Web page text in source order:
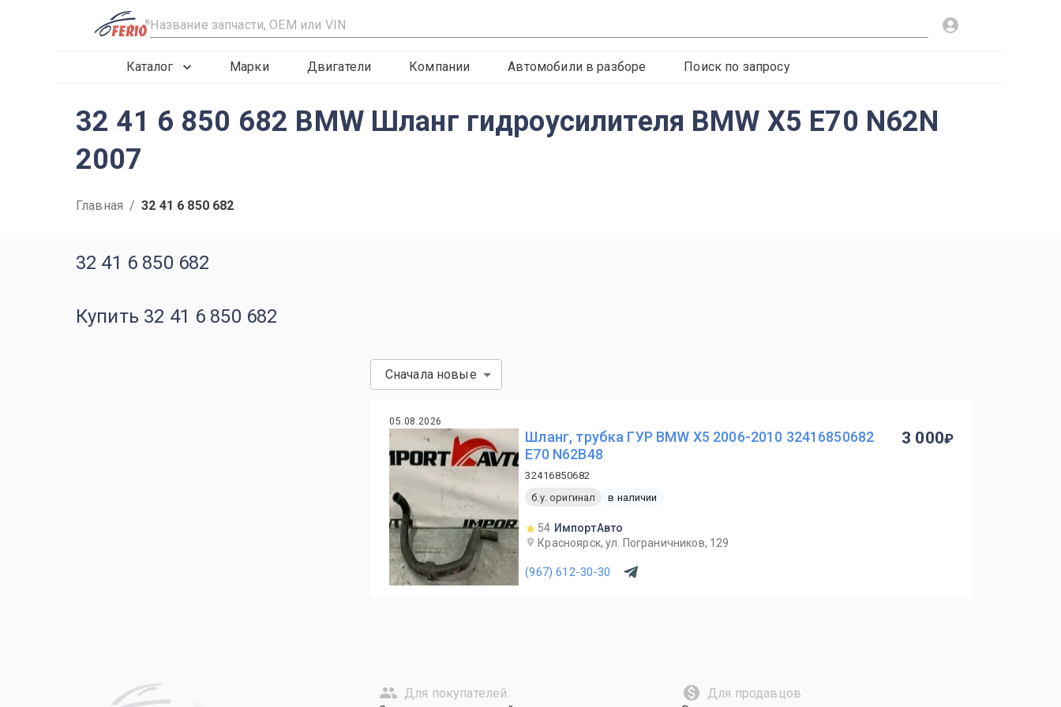
R
Каталог Марки Двигатели Компании Автомобили в разборе Поиск по запросу
32 41 6 850 682 BMW Шланг гидроусилителя BMW X5 E70 N62N
2007
Главная / 32 41 6 850 682
32 41 6 850 682
Купить 32 41 6 850 682
Сначала новые
05.08.2026
Шланг, трубка ГУР BMW X5 2006-2010 32416850682
E70 N62B48
32416850682
б.у. оригинал
в наличии
54 ИмпортАвто
Красноярск, ул. Пограничников, 129
(967) 612-30-30
3 000
Для покупателей Для продавцов